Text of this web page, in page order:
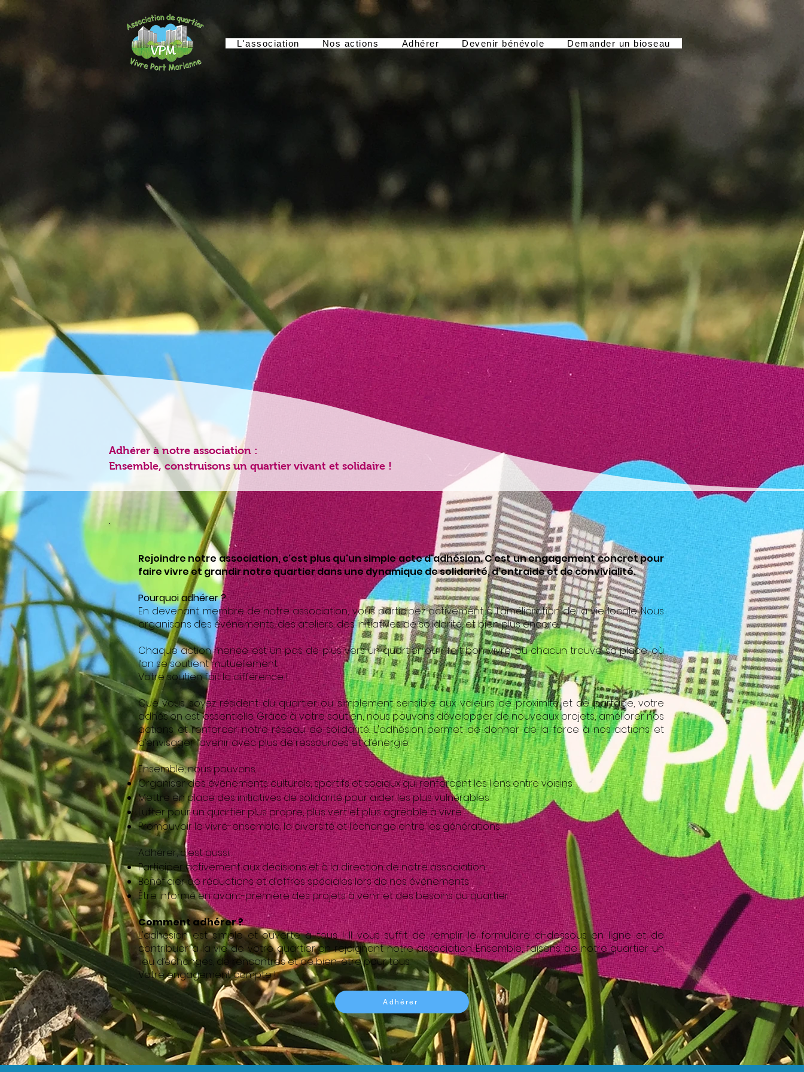
L'association Nos actions Adhérer Devenir bénévole Demander un bioseau
Adhérer à notre association :
Ensemble, construisons un quartier vivant et solidaire !
Rejoindre notre association, c'est plus qu'un simple acte d'adhésion. C'est un engagement concret pour
faire vivre et grandir notre quartier dans une dynamique de solidarité, d'entraide et de convivialité.
Pourquoi adhérer ?
En devenant membre de notre association, vous participez activement à l'amélioration de la vie locale. Nous
organisons des événements, des ateliers, des initiatives de solidarité, et bien plus encore.
Chaque action menée est un pas de plus vers un quartier où il fait bon vivre, où chacun trouve sa place, où
l’on se soutient mutuellement.
Votre soutien fait la différence !
Que vous soyez résident du quartier ou simplement sensible aux valeurs de proximité et de partage, votre
adhésion est essentielle. Grâce à votre soutien, nous pouvons développer de nouveaux projets, améliorer nos
actions et renforcer notre réseau de solidarité. L'adhésion permet de donner de la force à nos actions et
d’envisager l’avenir avec plus de ressources et d’énergie.
Ensemble, nous pouvons…
Organiser des événements culturels, sportifs et sociaux qui renforcent les liens entre voisins
Mettre en place des initiatives de solidarité pour aider les plus vulnérables
Lutter pour un quartier plus propre, plus vert et plus agréable à vivre
Promouvoir le vivre-ensemble, la diversité et l’échange entre les générations
Adhérer, c'est aussi…
Participer activement aux décisions et à la direction de notre association
Bénéficier de réductions et d’offres spéciales lors de nos événements
Être informé en avant-première des projets à venir et des besoins du quartier
Comment adhérer ?
L'adhésion est simple et ouverte à tous ! Il vous suffit de remplir le formulaire ci-dessous en ligne et de
contribuer à la vie de votre quartier en rejoignant notre association. Ensemble, faisons de notre quartier un
lieu d’échanges, de rencontres et de bien-être pour tous.
Votre engagement compte !
Adhérer